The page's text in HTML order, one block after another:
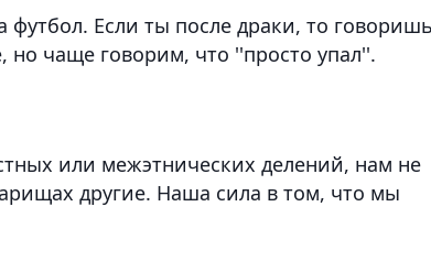
Если ты после драки, то
но чаще говорим, что ''просто упал''.
или межэтнических делений, нам не
другие. Наша сила в том, что мы